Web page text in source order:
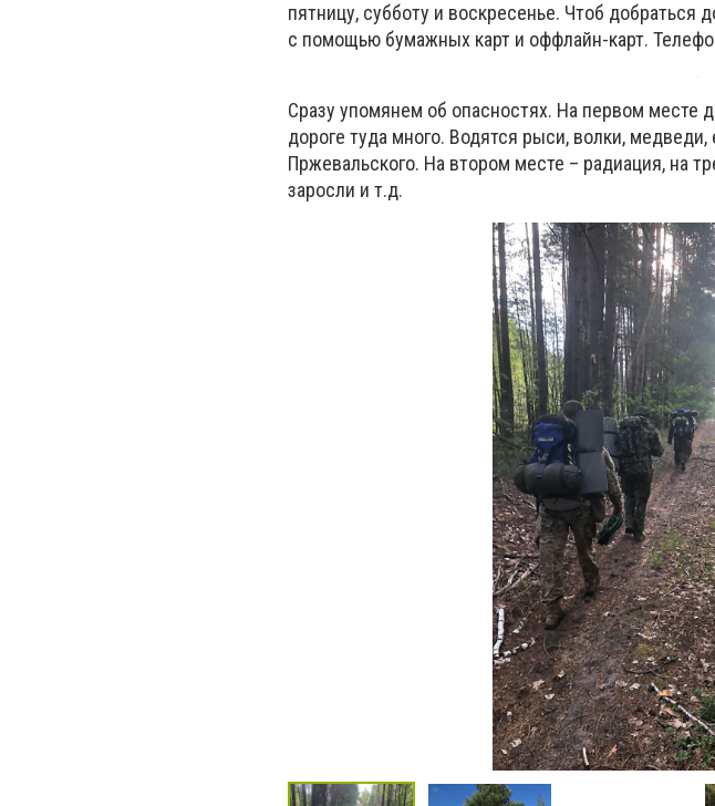
пятницу, субботу и воскресенье. Чтоб добраться
с помощью бумажных карт и оффлайн-карт.
Сразу упомянем об опасностях. На первом месте
дороге туда много. Водятся рыси, волки,
Пржевальского. На втором месте – радиация, на
заросли и т.д.